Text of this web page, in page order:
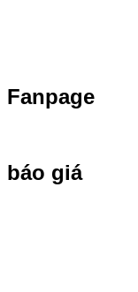
Fanpage
báo giá